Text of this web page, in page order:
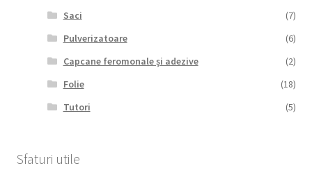
Saci
(7)
Pulverizatoare
(6)
Capcane feromonale și adezive
(2)
Folie
(18)
Tutori
(5)
Sfaturi utile